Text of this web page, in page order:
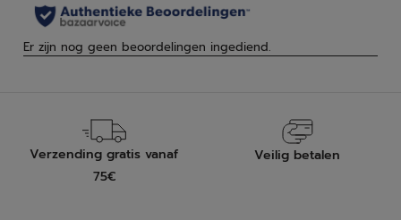
Verzending gratis vanaf
75€
Veilig betalen